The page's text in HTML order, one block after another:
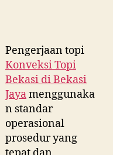
Pengerjaan topi
Konveksi Topi
Bekasi diBekasi
Jayamenggunaka
n standar
operasional
prosedur yang